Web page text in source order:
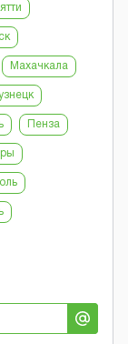
Махачкала
Пенза